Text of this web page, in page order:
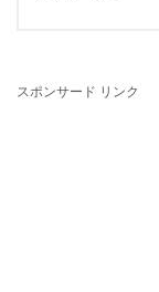
スポンサード リンク